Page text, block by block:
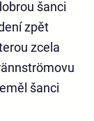
šanci
zpět
zcela
šanci